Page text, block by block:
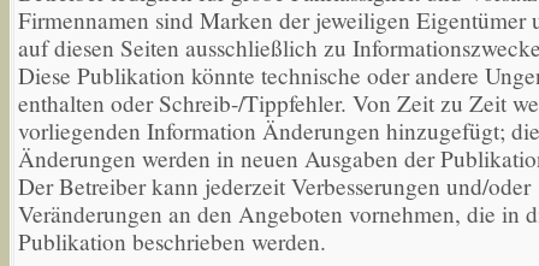
Firmennamen sind Marken der jeweiligen Eigentümer
auf diesen Seiten ausschließlich zu
Diese Publikation könnte technische oder andere
enthalten oder Schreib-/Tippfehler. Von Zeit zu Zeit
vorliegenden Information Änderungen hinzugefügt;
Änderungen werden in neuen Ausgaben der
Der Betreiber kann jederzeit Verbesserungen und/oder
Veränderungen an den Angeboten vornehmen, die in
Publikation beschrieben werden.